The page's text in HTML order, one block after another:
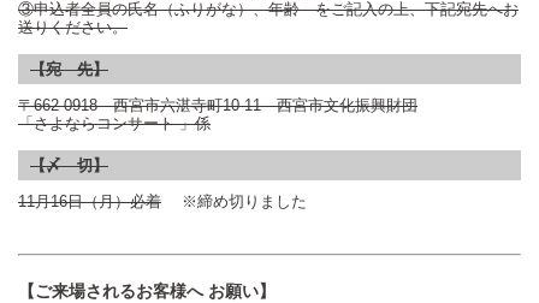
③申込者全員の氏名（ふりがな）、年齢 をご記入の上、下記宛先へお
送りください。
【宛 先】
〒662-0918西宮市六湛寺町10-11西宮市文化振興財団
「さよならコンサート 」係
【〆 切】
11月16日（月）必着 ※締め切りました
【ご来場されるお客様へ お願い】